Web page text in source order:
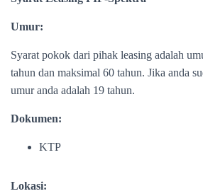
Umur:
Syarat pokok dari pihak leasing adalah
tahun dan maksimal 60 tahun. Jika anda
umur anda adalah 19 tahun.
Dokumen:
KTP
Lokasi: